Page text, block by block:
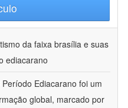
da faixa brasília e suas
ediacarano
Ediacarano foi um
global, marcado por